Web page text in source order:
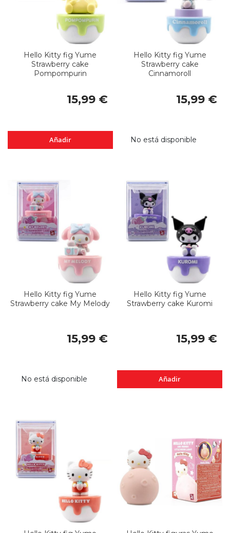
Hello Kitty fig Yume
Strawberry cake
Pompompurin
15,99 €
Añadir
Hello Kitty fig Yume
Strawberry cake
Cinnamoroll
15,99 €
No está disponible
Hello Kitty fig Yume
Strawberry cake My Melody
15,99 €
No está disponible
Hello Kitty fig Yume
Strawberry cake Kuromi
15,99 €
Añadir